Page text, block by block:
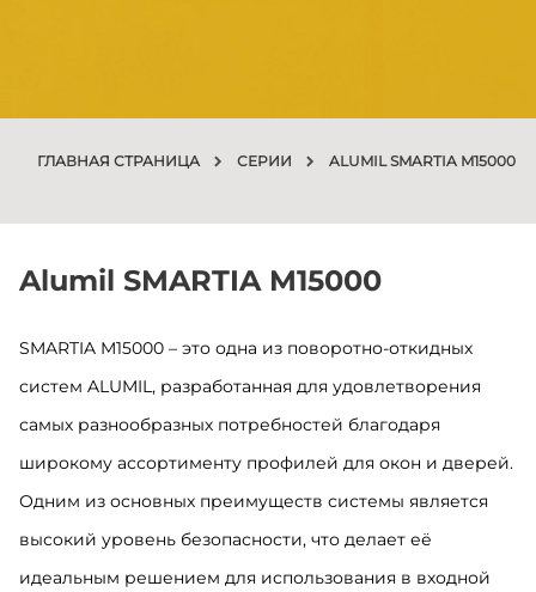
ГЛАВНАЯ СТРАНИЦА СЕРИИ ALUMIL SMARTIA M15000
Alumil SMARTIA M15000
SMARTIA M15000 – это одна из поворотно-откидных
систем ALUMIL, разработанная для удовлетворения
самых разнообразных потребностей благодаря
широкому ассортименту профилей для окон и дверей.
Одним из основных преимуществ системы является
высокий уровень безопасности, что делает её
идеальным решением для использования в входной